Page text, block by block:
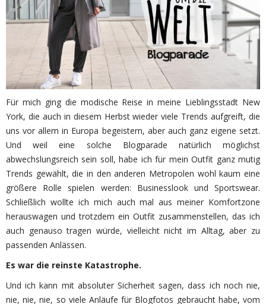
Für mich ging die modische Reise in meine Lieblingsstadt New
York, die auch in diesem Herbst wieder viele Trends aufgreift, die
uns vor allem in Europa begeistern, aber auch ganz eigene setzt.
Und weil eine solche Blogparade natürlich möglichst
abwechslungsreich sein soll, habe ich für mein Outfit ganz mutig
Trends gewählt, die in den anderen Metropolen wohl kaum eine
größere Rolle spielen werden: Businesslook und Sportswear.
Schließlich wollte ich mich auch mal aus meiner Komfortzone
herauswagen und trotzdem ein Outfit zusammenstellen, das ich
auch genauso tragen würde, vielleicht nicht im Alltag, aber zu
passenden Anlässen.
Es war die reinste Katastrophe.
Und ich kann mit absoluter Sicherheit sagen, dass ich noch nie,
nie, nie, nie, so viele Anläufe für Blogfotos gebraucht habe, vom